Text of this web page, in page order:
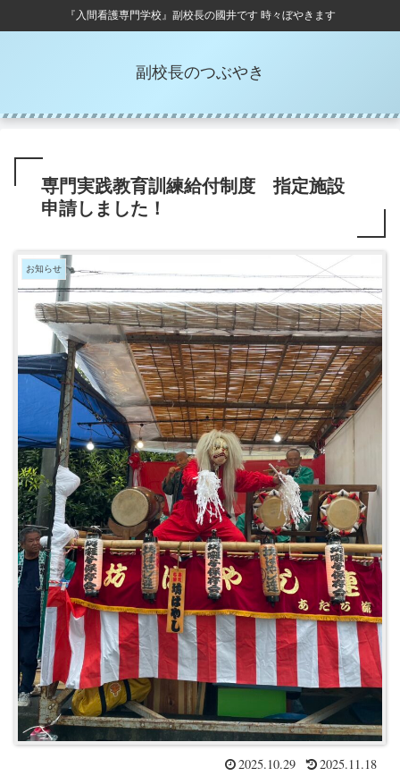
『入間看護専門学校』副校長の國井です 時々ぼやきます
副校長のつぶやき
専門実践教育訓練給付制度 指定施設
申請しました！
お知らせ
2025.10.29 2025.11.18